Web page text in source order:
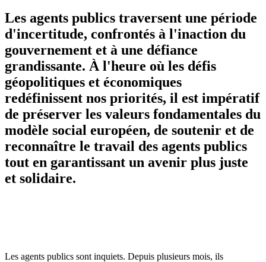
Les agents publics traversent une période
d'incertitude, confrontés à l'inaction du
gouvernement et à une défiance
grandissante. À l'heure où les défis
géopolitiques et économiques
redéfinissent nos priorités, il est impératif
de préserver les valeurs fondamentales du
modèle social européen, de soutenir et de
reconnaître le travail des agents publics
tout en garantissant un avenir plus juste
et solidaire.
Les agents publics sont inquiets. Depuis plusieurs mois, ils